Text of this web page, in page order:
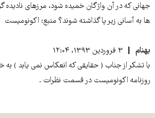
جهانی که در آن واژگان خمیده شود، مرزهای نادیده
ها به آسانی زیر پا گذاشته شوند؟ منبع: اکونومیست
بهنام
۳ فروردین ۱۳۹۳، ۱۲:۰۴
با تشکر از جناب ( حقایقی که انعکاس نمی یابد ) به
روزنامه اکونومیست در قسمت نظرات .